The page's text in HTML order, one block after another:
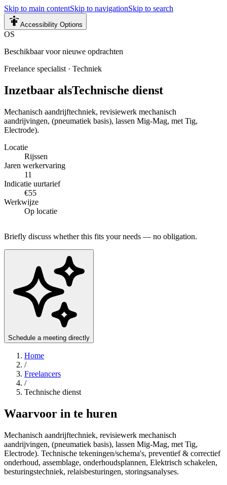
Skip to main contentSkip to navigationSkip to search
Accessibility Options
OS
Beschikbaar voor nieuwe opdrachten
Freelance specialist · Techniek
Inzetbaar alsTechnische dienst
Mechanisch aandrijftechniek, revisiewerk mechanisch
aandrijvingen, (pneumatiek basis), lassen Mig-Mag, met Tig,
Electrode).
Locatie
Rijssen
Jaren werkervaring
11
Indicatie uurtarief
€55
Werkwijze
Op locatie
Briefly discuss whether this fits your needs — no obligation.
Schedule a meeting directly
Home
/
Freelancers
/
Technische dienst
Waarvoor in te huren
Mechanisch aandrijftechniek, revisiewerk mechanisch
aandrijvingen, (pneumatiek basis), lassen Mig-Mag, met Tig,
Electrode). Technische tekeningen/schema's, preventief & correctief
onderhoud, assemblage, onderhoudsplannen, Elektrisch schakelen,
besturingstechniek, relaisbesturingen, storingsanalyses.